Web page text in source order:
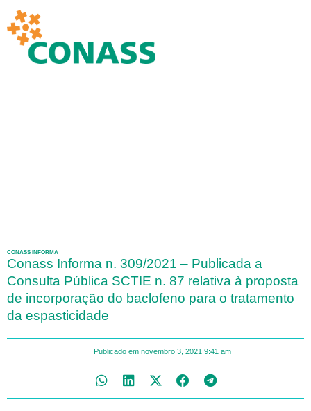
CONASS INFORMA
Conass Informa n. 309/2021 – Publicada a
Consulta Pública SCTIE n. 87 relativa à proposta
de incorporação do baclofeno para o tratamento
da espasticidade
Publicado em novembro 3, 2021 9:41 am